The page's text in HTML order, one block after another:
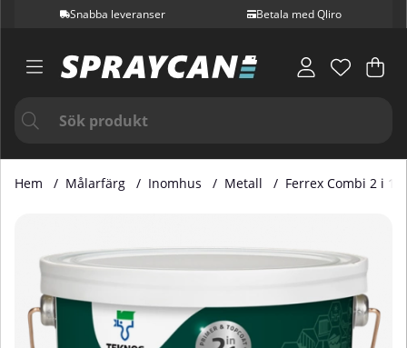
Snabba leveranser Betala med Qliro
.
Hem Målarfärg Inomhus Metall Ferrex Combi 2 i 1